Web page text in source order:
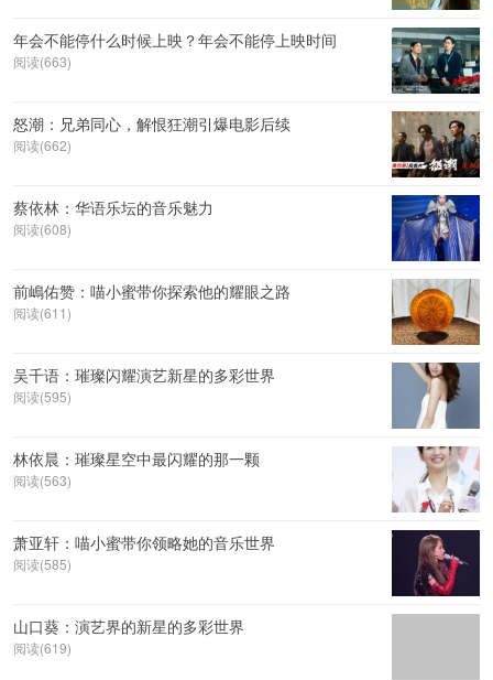
年会不能停什么时候上映？年会不能停上映时间
阅读(663)
怒潮：兄弟同心，解恨狂潮引爆电影后续
阅读(662)
蔡依林：华语乐坛的音乐魅力
阅读(608)
前嶋佑赞：喵小蜜带你探索他的耀眼之路
阅读(611)
吴千语：璀璨闪耀演艺新星的多彩世界
阅读(595)
林依晨：璀璨星空中最闪耀的那一颗
阅读(563)
萧亚轩：喵小蜜带你领略她的音乐世界
阅读(585)
山口葵：演艺界的新星的多彩世界
阅读(619)